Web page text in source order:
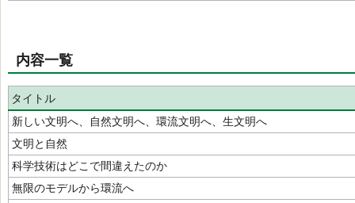
内容一覧
タイトル
新しい文明へ、自然文明へ、環流文明へ、生文明へ
文明と自然
科学技術はどこで間違えたのか
無限のモデルから環流へ